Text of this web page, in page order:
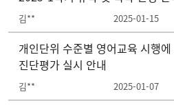
김** 2025-01-15
개인단위 수준별 영어교육 시행
진단평가 실시 안내
김** 2025-01-07